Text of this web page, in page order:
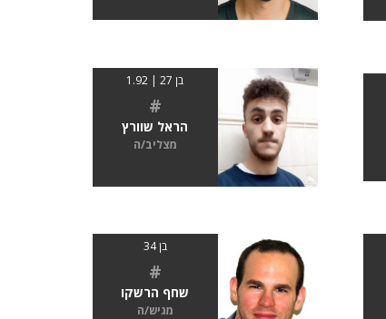
בן 27 | 1.92
#
הראל שוורץ
מצליב/ה
בן 34
#
שחף הרשקו
מגיש/ה